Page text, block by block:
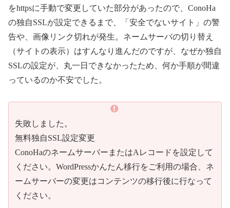
をhttpsに手動で変更していた部分があったので、ConoHa
の独自SSLが設定できるまで、「安全でないサイト」の警
告や、画像リンク切れが発生。ネームサーバの切り替え
（サイトの表示）はすんなり進んだのですが、なぜか独自
SSLの設定が、丸一日できなかったため、何か手順が間違
っているのか不安でした。
失敗しました。
無料独自SSL設定変更
ConoHaのネームサーバーまたはAレコードを設定して
ください。WordPressかんたん移行をご利用の場合、ネ
ームサーバーの変更はコンテンツの移行後に行なって
ください。